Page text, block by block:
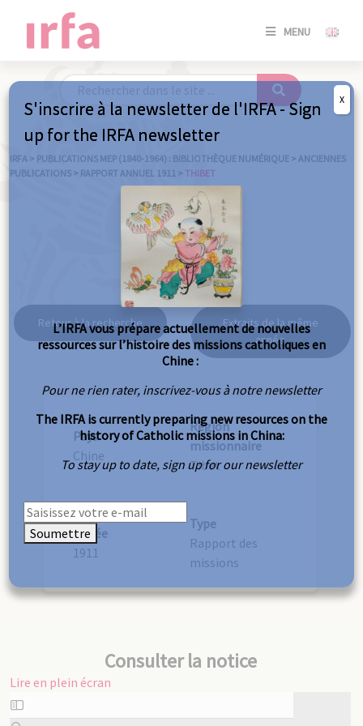
MENU
SE
/
IRFA > PUBLICATIONS MEP (1840-1964) : BIBLIOTHÈQUE NUMÉRIQUE > ANCIENNES
PUBLICATIONS > RAPPORT ANNUEL 1911 > THIBET
Thibet
Retour à la recherche
Extraits de la même
année
Pays
Chine
Région
missionnaire
Tibet
Année
1911
Type
Rapport des
missions
Consulter la notice
Lire en plein écran
Aller
au
S'inscrire à la newsletter de l'IRFA - Sign
up for the IRFA newsletter
L’IRFA vous prépare actuellement de nouvelles
ressources sur l’histoire des missions catholiques en
Chine :
Pour ne rien rater, inscrivez-vous à notre newsletter
The IRFA is currently preparing new resources on the
history of Catholic missions in China:
To stay up to date, sign up for our newsletter
Soumettre
X